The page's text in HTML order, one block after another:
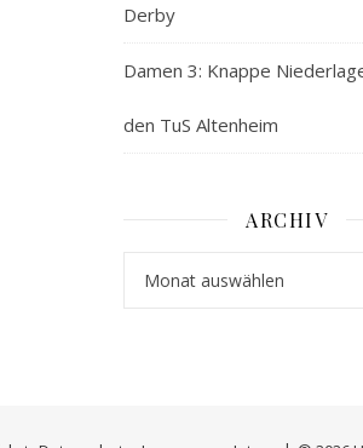
Derby
Damen 3: Knappe
den TuS Altenheim
ARCHIV